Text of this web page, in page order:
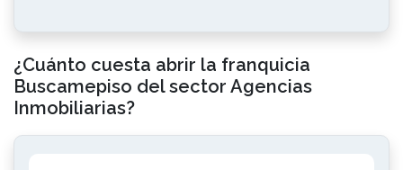
¿Cuánto cuesta abrir la franquicia
Buscamepiso del sector Agencias
Inmobiliarias?